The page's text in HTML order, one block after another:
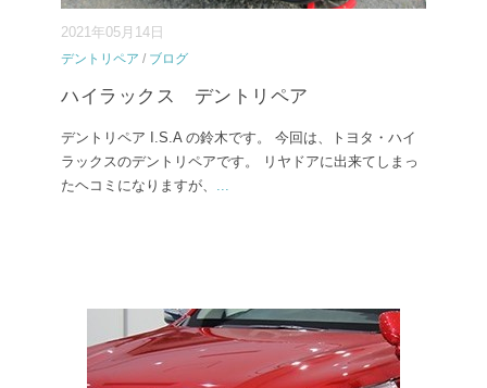
2021年05月14日
デントリペア / ブログ
ハイラックス デントリペア
デントリペア I.S.A の鈴木です。 今回は、トヨタ・ハイ
ラックスのデントリペアです。 リヤドアに出来てしまっ
たヘコミになりますが、 ...